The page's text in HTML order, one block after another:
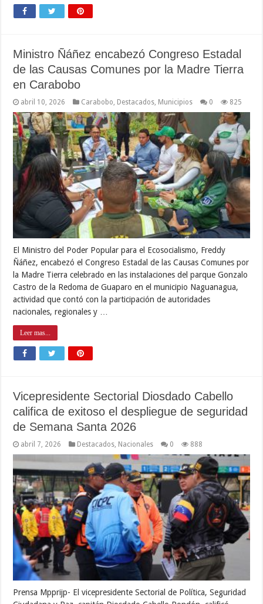
Ministro Ñáñez encabezó Congreso Estadal
de las Causas Comunes por la Madre Tierra
en Carabobo
abril 10, 2026 Carabobo, Destacados, Municipios 0 825
El Ministro del Poder Popular para el Ecosocialismo, Freddy
Ñáñez, encabezó el Congreso Estadal de las Causas Comunes por
la Madre Tierra celebrado en las instalaciones del parque Gonzalo
Castro de la Redoma de Guaparo en el municipio Naguanagua,
actividad que contó con la participación de autoridades
nacionales, regionales y …
Leer mas...
Vicepresidente Sectorial Diosdado Cabello
califica de exitoso el despliegue de seguridad
de Semana Santa 2026
abril 7, 2026 Destacados, Nacionales 0 888
Prensa Mpprijp- El vicepresidente Sectorial de Política, Seguridad